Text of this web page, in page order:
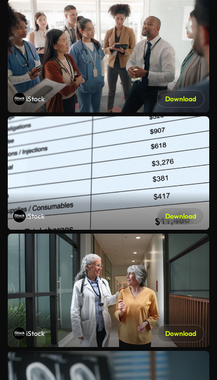
iStock Download
iStock Download
iStock Download